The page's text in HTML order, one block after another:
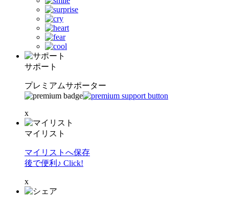
サポート
プレミアムサポーター
x
マイリスト
マイリストへ保存
後で便利♪ Click!
x